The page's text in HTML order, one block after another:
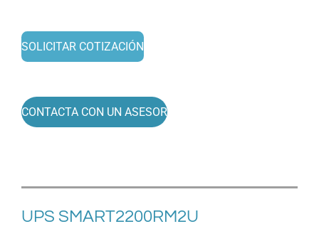
SOLICITAR COTIZACIÓN
CONTACTA CON UN ASESOR
UPS SMART2200RM2U